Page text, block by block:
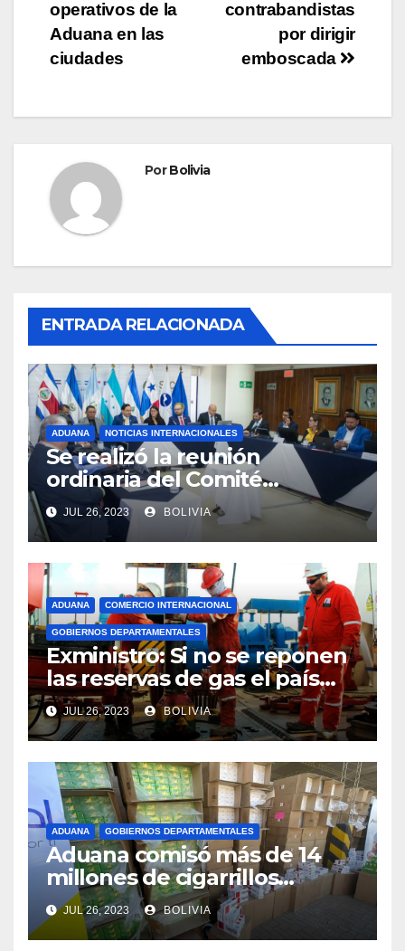
contrabandistas
por dirigir
emboscada
operativos de la
Aduana en las
ciudades
PorBolivia
ENTRADA RELACIONADA
ADUANA NOTICIAS INTERNACIONALES
Se realizó la reunión
ordinaria del Comité
Aduanero Centroamericano
JUL 26, 2023 BOLIVIA
ADUANA COMERCIO INTERNACIONAL
GOBIERNOS DEPARTAMENTALES
Exministro: Si no se reponen
las reservas de gas el país
comenzará a importar con un
millonario presupuesto
JUL 26, 2023 BOLIVIA
ADUANA GOBIERNOS DEPARTAMENTALES
Aduana comisó más de 14
millones de cigarrillos
valuados en Bs 700.000
JUL 26, 2023 BOLIVIA